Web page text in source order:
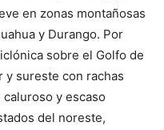
en zonas montañosas
y Durango. Por
sobre el Golfo de
y sureste con rachas
y escaso
del noreste,